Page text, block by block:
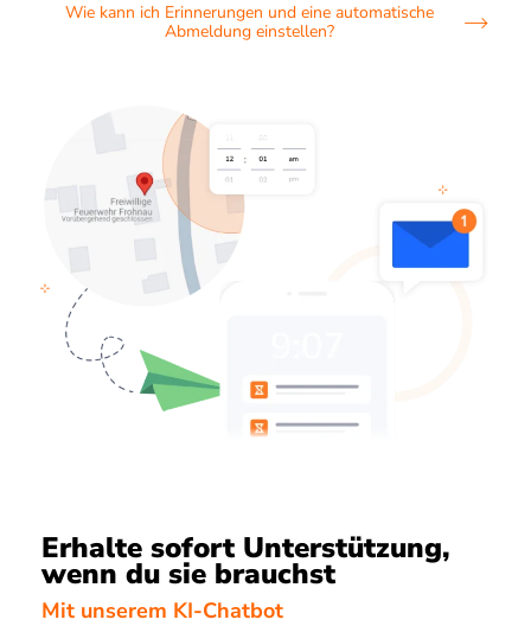
Wie kann ich Erinnerungen und eine automatische
Abmeldung einstellen?
Erhalte sofort Unterstützung,
wenn du sie brauchst
Mit unserem KI-Chatbot